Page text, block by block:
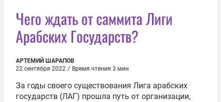
Чего ждать от саммита Лиги
Арабских Государств?
АРТЕМИЙ ШАРАПОВ
22 сентября 2022 / Время чтения 3 мин
За годы своего существования Лига арабских
государств (ЛАГ) прошла путь от организации,